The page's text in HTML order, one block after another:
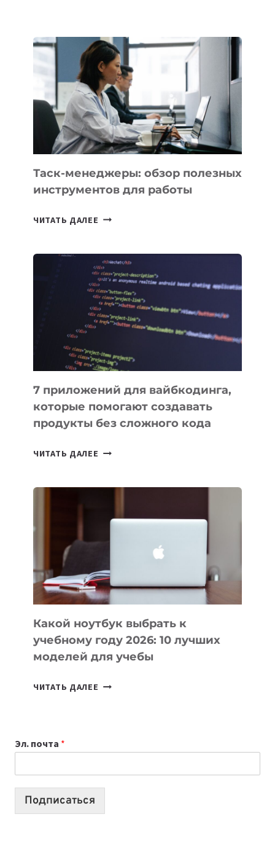
НОВЫЕ
ПРЕДМЕТЫ
ПО
ИСКУССТВЕННОМУ
ИНТЕЛЛЕКТУ
Таск-менеджеры: обзор полезных
инструментов для работы
ЧИТАТЬ ДАЛЕЕ ТАСК-
ПОЛЕЗНЫХ
ИНСТРУМЕНТОВ
ДЛЯ
РАБОТЫ
7 приложений для вайбкодинга,
которые помогают создавать
продукты без сложного кода
ЧИТАТЬ ДАЛЕЕ
ПОМОГАЮТ
СОЗДАВАТЬ
БЕЗ
СЛОЖНОГО
КОДА
Какой ноутбук выбрать к
учебному году 2026: 10 лучших
моделей для учебы
ЧИТАТЬ ДАЛЕЕ КАКОЙ
2026:
10
Эл. почта *
Подписаться